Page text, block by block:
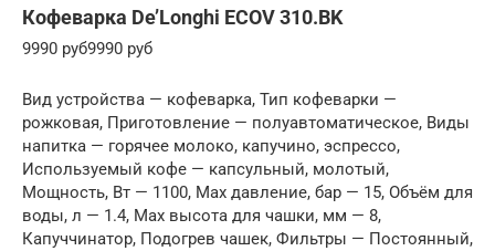
Кофеварка De’Longhi ECOV 310.BK
9990 руб9990 руб
Вид устройства — кофеварка, Тип кофеварки —
рожковая, Приготовление — полуавтоматическое, Виды
напитка — горячее молоко, капучино, эспрессо,
Используемый кофе — капсульный, молотый,
Мощность, Вт — 1100, Max давление, бар — 15, Объём для
воды, л — 1.4, Max высота для чашки, мм — 8,
Капуччинатор, Подогрев чашек, Фильтры — Постоянный,